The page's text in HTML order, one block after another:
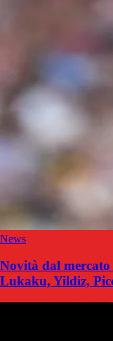
News
Novità dal
Lukaku, Yildiz,